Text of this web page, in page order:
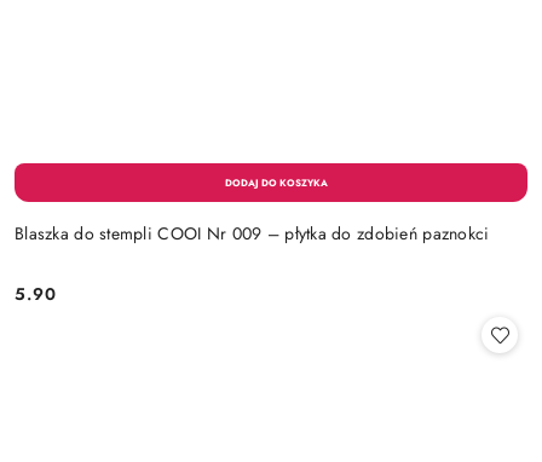
Blaszka do stempli COOI Nr 009 – płytka do zdobień paznokci
Cena:
5.90